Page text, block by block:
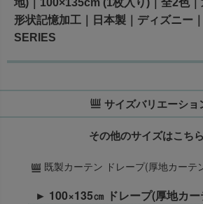
形状記憶加工｜日本製｜ディズニー
SERIES
サイズバリエーショ
その他のサイズはこち
既製カーテン ドレープ(厚地カーテ
► 100×135㎝ ドレープ(厚地カー